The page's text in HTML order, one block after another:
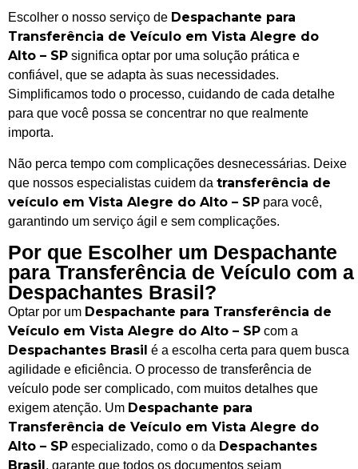
Escolher o nosso serviço de Despachante para
Transferência de Veículo em Vista Alegre do
Alto – SP significa optar por uma solução prática e
confiável, que se adapta às suas necessidades.
Simplificamos todo o processo, cuidando de cada detalhe
para que você possa se concentrar no que realmente
importa.
Não perca tempo com complicações desnecessárias. Deixe
que nossos especialistas cuidem da transferência de
veículo em Vista Alegre do Alto – SP para você,
garantindo um serviço ágil e sem complicações.
Por que Escolher um Despachante
para Transferência de Veículo com a
Despachantes Brasil?
Optar por um Despachante para Transferência de
Veículo em Vista Alegre do Alto – SP com a
Despachantes Brasil é a escolha certa para quem busca
agilidade e eficiência. O processo de transferência de
veículo pode ser complicado, com muitos detalhes que
exigem atenção. Um Despachante para
Transferência de Veículo em Vista Alegre do
Alto – SP especializado, como o da Despachantes
Brasil, garante que todos os documentos sejam